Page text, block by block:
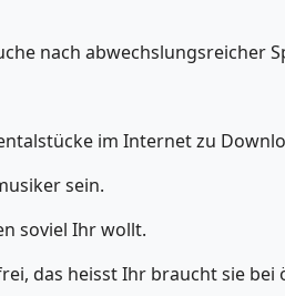
nach abwechslungsreicher
im Internet zu
sein.
soviel Ihr wollt.
das heisst Ihr braucht sie